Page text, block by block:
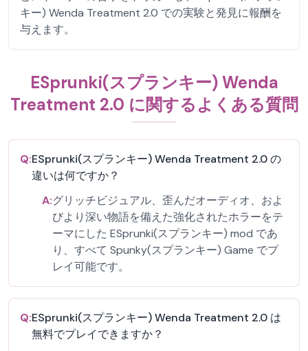
キー) Wenda Treatment 2.0 での実験と発見に報酬を
与えます。
ESprunki(スプランキー) Wenda
Treatment 2.0 に関するよくある質問
Q:ESprunki(スプランキー) Wenda Treatment 2.0 の
違いは何ですか？
A:グリッチビジュアル、歪んだオーディオ、およ
びより深い物語を備えた強化されたホラーをテ
ーマにした ESprunki(スプランキー) mod であ
り、すべて Spunky(スプランキー) Game でプ
レイ可能です。
Q:ESprunki(スプランキー) Wenda Treatment 2.0 は
無料でプレイできますか？